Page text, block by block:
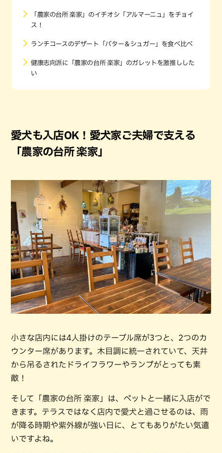
「農家の台所 楽家」のイチオシ「アルマーニュ」をチョイ
ス！
ランチコースのデザート「バター＆シュガー」を食べ比べ
健康志向派に「農家の台所 楽家」のガレットを激推しした
い
愛犬も入店OK！愛犬家ご夫婦で支える
「農家の台所 楽家」
小さな店内には4人掛けのテーブル席が3つと、2つのカ
ウンター席があります。木目調に統一されていて、天井
から吊るされたドライフラワーやランプがとっても素
敵！
そして「農家の台所 楽家」は、ペットと一緒に入店がで
きます。テラスではなく店内で愛犬と過ごせるのは、雨
が降る時期や紫外線が強い日に、とてもありがたい気遣
いですよね。